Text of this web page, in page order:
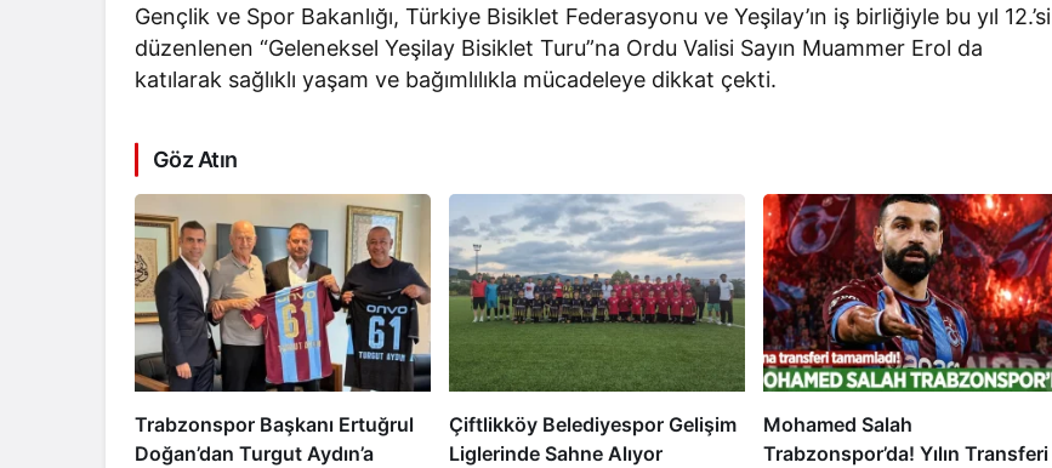
Gençlik ve Spor Bakanlığı, Türkiye Bisiklet Federasyonu ve Yeşilay’ın iş birliğiyle bu yıl 12.’si
düzenlenen “Geleneksel Yeşilay Bisiklet Turu”na Ordu Valisi Sayın Muammer Erol da
katılarak sağlıklı yaşam ve bağımlılıkla mücadeleye dikkat çekti.
Göz Atın
Trabzonspor Başkanı Ertuğrul
Doğan’dan Turgut Aydın’a
Çiftlikköy Belediyespor Gelişim
Liglerinde Sahne Alıyor
Mohamed Salah
Trabzonspor’da! Yılın Transferi